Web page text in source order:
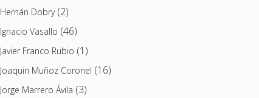
Hernán Dobry(2)
Ignacio Vasallo (46)
Javier Franco Rubio (1)
Joaquin Muñoz Coronel (16)
Jorge Marrero Ávila (3)